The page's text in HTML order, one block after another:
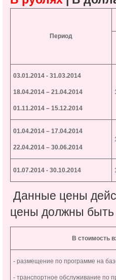
Период
03.01.2014 - 31.03.2014
18.04.2014 – 21.04.2014
01.11.2014 – 15.12.2014
01.04.2014 – 17.04.2014
22.04.2014 – 30.06.2014
01.07.2014 - 30.10.2014
Данные цены
цены должны быть
В стоимость
- размещение по программе на
- транспортное обслуживание по